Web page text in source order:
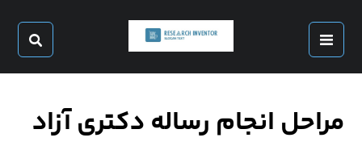
مراحل انجام رساله دکتری آزاد